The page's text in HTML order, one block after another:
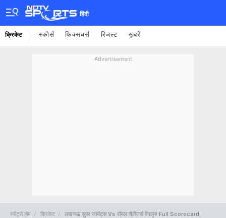
हिंदी
क्रिकेट स्कोर्स फिक्सचर्स रिजल्ट ख़बरें
Advertisement
स्पोर्ट्स होम क्रिकेट लखनऊ सुपर जायंट्स Vs रॉयल चैलेंजर्स बेंगलुरु Full Scorecard